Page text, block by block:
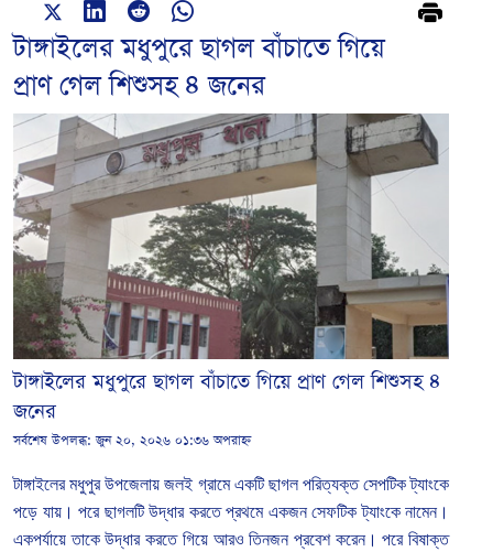
টাঙ্গাইলের মধুপুরে ছাগল বাঁচাতে গিয়ে
প্রাণ গেল শিশুসহ ৪ জনের
টাঙ্গাইলের মধুপুরে ছাগল বাঁচাতে গিয়ে প্রাণ গেল শিশুসহ ৪
জনের
সর্বশেষ উপলব্ধ:জুন ২০, ২০২৬ ০১:৩৬ অপরাহ্ন
টাঙ্গাইলের মধুপুর উপজেলায় জলই গ্রামে একটি ছাগল পরিত্যক্ত সেপটিক ট্যাংকে
পড়ে যায়। পরে ছাগলটি উদ্ধার করতে প্রথমে একজন সেফটিক ট্যাংকে নামেন।
একপর্যায়ে তাকে উদ্ধার করতে গিয়ে আরও তিনজন প্রবেশ করেন। পরে বিষাক্ত